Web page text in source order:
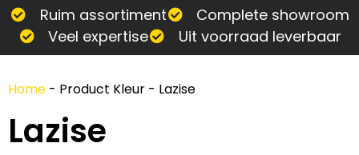
Ruim assortiment
Complete showroom
Veel expertise
Uit voorraad leverbaar
Home - Product Kleur - Lazise
Lazise